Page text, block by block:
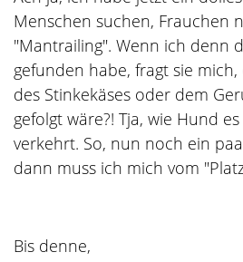
Menschen suchen, Frauchen
"Mantrailing". Wenn ich denn
gefunden habe, fragt sie
des Stinkekäses oder dem
gefolgt wäre?! Tja, wie Hund
verkehrt. So, nun noch ein
dann muss ich mich vom
Bis denne,